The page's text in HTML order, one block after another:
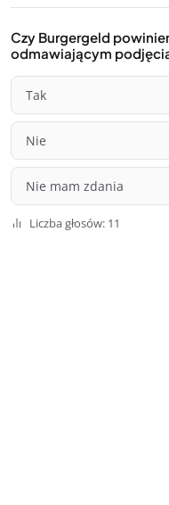
Czy Burgergeld
odmawiającym
Tak
Nie
Nie mam zdania
Liczba głosów: 11